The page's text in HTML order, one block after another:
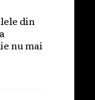
din
nu mai